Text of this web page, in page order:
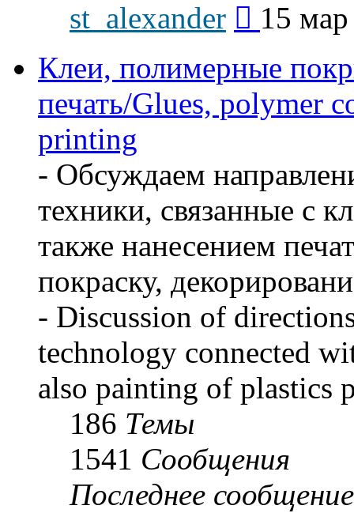
st_alexander
последнему
15
Клеи, полимерные
печать/Glues, polymer
printing
- Обсуждаем
техники, связанные с
также нанесением
покраску,
- Discussion of
technology connected
also painting of plastics
186 Темы
1541 Сообщения
Последнее сообщение